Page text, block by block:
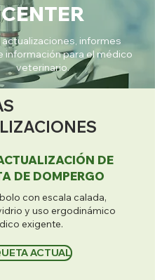
CENTER
informes
información para el médico
veterinario.
DE
DE DOMPERGO
con escala calada,
y uso ergodinámico
exigente.
ACTUAL